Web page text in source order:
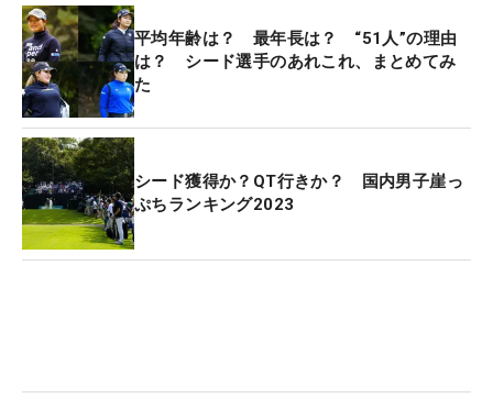
「ラク」だという。世界を股にかけた鉄人っぷりは
さすがといったところだ。
過去4度の出場でトップ3が3度と好相性の地。首位
と2打差の4位発進には「いいスタートだった」と胸
を張る。「しっかり集中して自分らしいプレーがで
きたらいい」と残り3日間に期待を込めた。（文・
笠井あかり）
平均年齢は？ 最年長は？ “51人”の理由
は？ シード選手のあれこれ、まとめてみ
た
シード獲得か？QT行きか？ 国内男子崖っ
ぷちランキング2023